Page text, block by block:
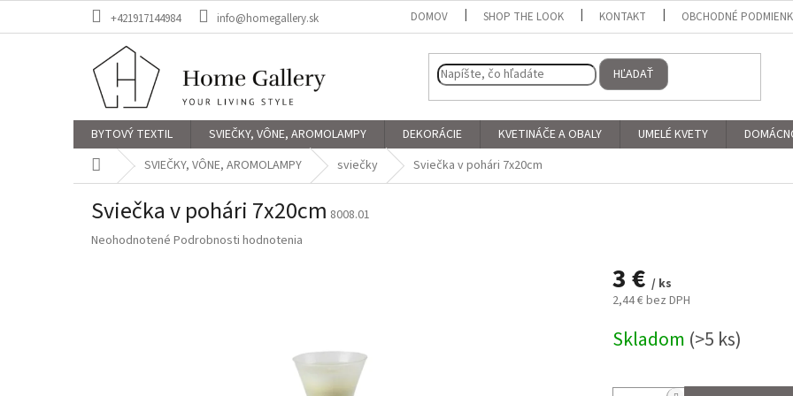
+421917144984 info@homegallery.sk DOMOV SHOP THE LOOK KONTAKT OBCHODNÉ
HĽADAŤ
BYTOVÝ TEXTIL SVIEČKY, VÔNE, AROMOLAMPY DEKORÁCIE KVETINÁČE A OBALY UMELÉ KVETY
DomovSVIEČKY, VÔNE, AROMOLAMPY sviečky Sviečka v pohári 7x20cm
Sviečka v pohári 7x20cm 8008.01
Priemerné
Neohodnotené Podrobnosti hodnotenia
3 € / ks
2,44 € bez DPH
cena:
Skladom (>5 ks)